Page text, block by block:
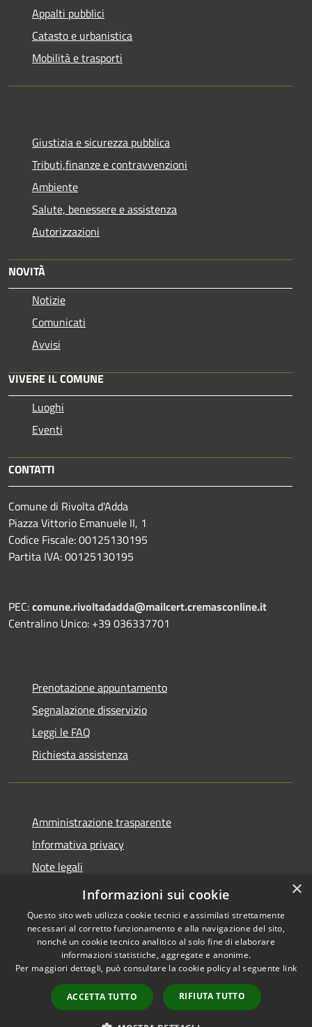
Appalti pubblici
Catasto e urbanistica
Mobilità e trasporti
Giustizia e sicurezza pubblica
Tributi,finanze e contravvenzioni
Ambiente
Salute, benessere e assistenza
Autorizzazioni
NOVITÀ
Notizie
Comunicati
Avvisi
VIVERE IL COMUNE
Luoghi
Eventi
CONTATTI
Comune di Rivolta d'Adda
Piazza Vittorio Emanuele II, 1
Codice Fiscale: 00125130195
Partita IVA: 00125130195
PEC:comune.rivoltadadda@mailcert.cremasconline.it
Centralino Unico: +39 036337701
Prenotazione appuntamento
Segnalazione disservizio
Leggi le FAQ
Richiesta assistenza
Amministrazione trasparente
Informativa privacy
Note legali
Dichiarazione di accessibilità
Accessibilità
Powered byMunicipium
Accesso redazione
×
Informazioni sui cookie
Questo sito web utilizza cookie tecnici e assimilati strettamente
necessari al corretto funzionamento e alla navigazione del sito,
nonché un cookie tecnico analitico al solo fine di elaborare
informazioni statistiche, aggregate e anonime.
Per maggiori dettagli, può consultare la cookie policy al seguente link
ACCETTA TUTTO RIFIUTA TUTTO